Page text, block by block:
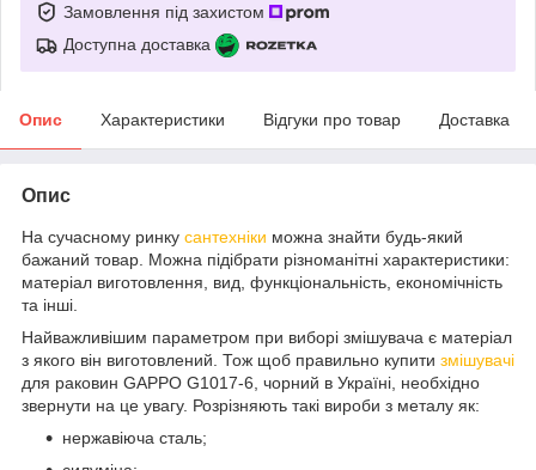
Замовлення під захистом
Доступна доставка
Опис Характеристики Відгуки про товар Доставка
Опис
На сучасному ринку сантехніки можна знайти будь-який
бажаний товар. Можна підібрати різноманітні характеристики:
матеріал виготовлення, вид, функціональність, економічність
та інші.
Найважливішим параметром при виборі змішувача є матеріал
з якого він виготовлений. Тож щоб правильно купити змішувачі
для раковин GAPPO G1017-6, чорний в Україні, необхідно
звернути на це увагу. Розрізняють такі вироби з металу як:
нержавіюча сталь;